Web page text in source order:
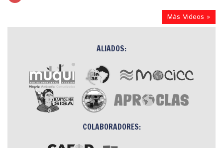
Más Videos »
ALIADOS:
COLABORADORES: